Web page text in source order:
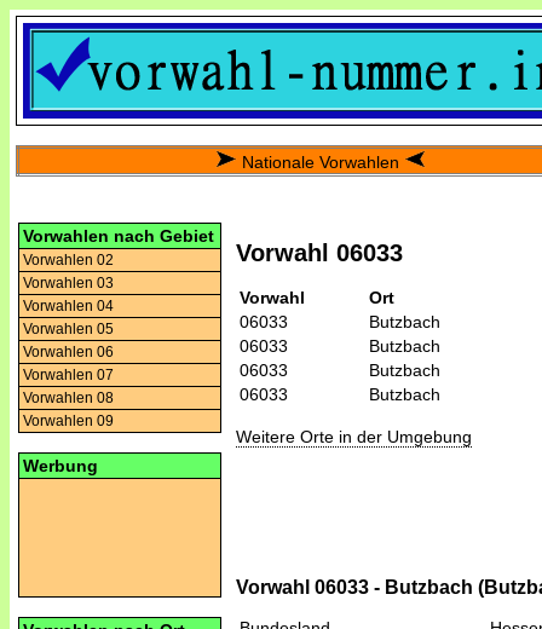
Nationale Vorwahlen
Vorwahlen nach Gebiet
Vorwahlen 02
Vorwahlen 03
Vorwahlen 04
Vorwahlen 05
Vorwahlen 06
Vorwahlen 07
Vorwahlen 08
Vorwahlen 09
Werbung
Vorwahl 06033
Vorwahl
Ort
06033
Butzbach
06033
Butzbach
06033
Butzbach
06033
Butzbach
Weitere Orte in der Umgebung
Vorwahl 06033 - Butzbach